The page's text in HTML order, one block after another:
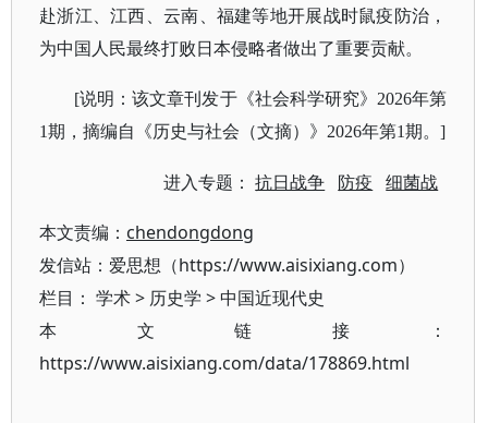
赴浙江、江西、云南、福建等地开展战时鼠疫防治，
为中国人民最终打败日本侵略者做出了重要贡献。
[说明：该文章刊发于《社会科学研究》2026年第
1期，摘编自《历史与社会（文摘）》2026年第1期。]
进入专题：抗日战争 防疫 细菌战
本文责编： chendongdong
发信站：爱思想（https://www.aisixiang.com）
栏目： 学术> 历史学 >中国近现代史
本文链接：
https://www.aisixiang.com/data/178869.html